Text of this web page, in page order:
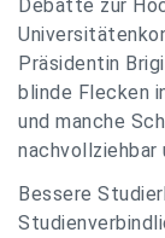
Debatte zur
Präsidentin
blinde Flecken
und manche
nachvollziehbar
Bessere